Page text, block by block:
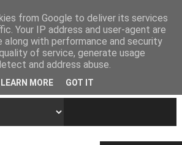
from Google to deliver its services
Your IP address and user-agent are
along with performance and security
of service, generate usage
and address abuse.
LEARN MORE GOT IT